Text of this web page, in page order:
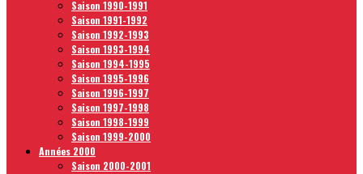
Saison 1990-1991
Saison 1991-1992
Saison 1992-1993
Saison 1993-1994
Saison 1994-1995
Saison 1995-1996
Saison 1996-1997
Saison 1997-1998
Saison 1998-1999
Saison 1999-2000
Années 2000
Saison 2000-2001